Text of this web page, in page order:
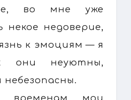
во мне уже
некое недоверие,
к эмоциям — я
они неуютны,
мои